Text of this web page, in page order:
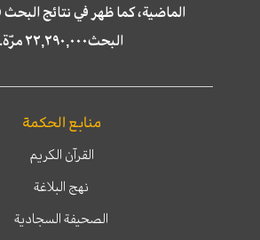
الماضية، كما ظهر في نتائج
البحث٢٢,٢٩٠,٠٠٠ مرّة.
منابع الحكمة
القرآن الكريم
نهج البلاغة
الصحيفة السجادية